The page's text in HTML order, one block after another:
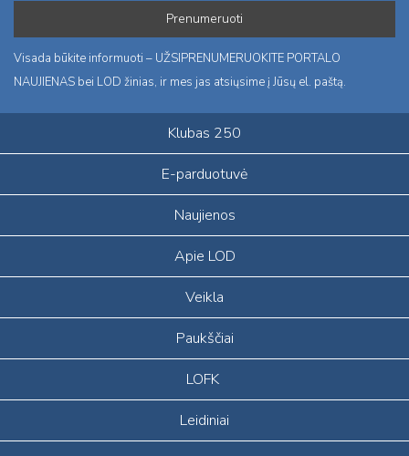
Visada būkite informuoti – UŽSIPRENUMERUOKITE PORTALO
NAUJIENAS bei LOD žinias, ir mes jas atsiųsime į Jūsų el. paštą.
Klubas 250
E-parduotuvė
Naujienos
Apie LOD
Veikla
Paukščiai
LOFK
Leidiniai